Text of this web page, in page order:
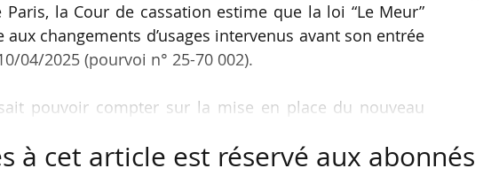
la Cour de cassation estime que la loi “Le Meur”
aux changements d’usages intervenus avant son entrée
04/2025 (pourvoi n° 25-70 002).
pouvoir compter sur la mise en place du nouveau
de biens loués sous forme de meublés touristiques et
à cet article est réservé aux abonnés